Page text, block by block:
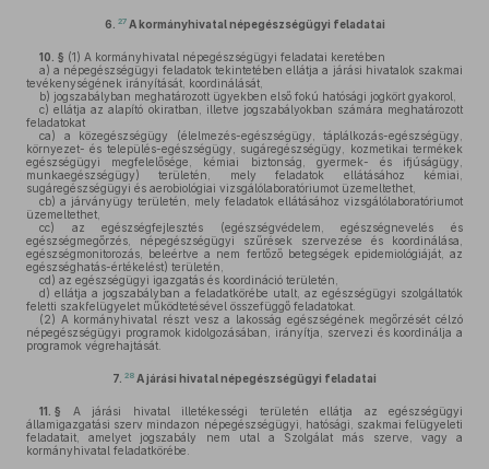
6. 27A kormányhivatal népegészségügyi feladatai
10. § (1) A kormányhivatal népegészségügyi feladatai keretében
a) a népegészségügyi feladatok tekintetében ellátja a járási hivatalok szakmai
tevékenységének irányítását, koordinálását,
b) jogszabályban meghatározott ügyekben első fokú hatósági jogkört gyakorol,
c) ellátja az alapító okiratban, illetve jogszabályokban számára meghatározott
feladatokat
ca) a közegészségügy (élelmezés-egészségügy, táplálkozás-egészségügy,
környezet- és település-egészségügy, sugáregészségügy, kozmetikai termékek
egészségügyi megfelelősége, kémiai biztonság, gyermek- és ifjúságügy,
munkaegészségügy) területén, mely feladatok ellátásához kémiai,
sugáregészségügyi és aerobiológiai vizsgálólaboratóriumot üzemeltethet,
cb) a járványügy területén, mely feladatok ellátásához vizsgálólaboratóriumot
üzemeltethet,
cc) az egészségfejlesztés (egészségvédelem, egészségnevelés és
egészségmegőrzés, népegészségügyi szűrések szervezése és koordinálása,
egészségmonitorozás, beleértve a nem fertőző betegségek epidemiológiáját, az
egészséghatás-értékelést) területén,
cd) az egészségügyi igazgatás és koordináció területén,
d) ellátja a jogszabályban a feladatkörébe utalt, az egészségügyi szolgáltatók
feletti szakfelügyelet működtetésével összefüggő feladatokat.
(2) A kormányhivatal részt vesz a lakosság egészségének megőrzését célzó
népegészségügyi programok kidolgozásában, irányítja, szervezi és koordinálja a
programok végrehajtását.
7. 28 A járási hivatal népegészségügyi feladatai
11. § A járási hivatal illetékességi területén ellátja az egészségügyi
államigazgatási szerv mindazon népegészségügyi, hatósági, szakmai felügyeleti
feladatait, amelyet jogszabály nem utal a Szolgálat más szerve, vagy a
kormányhivatal feladatkörébe.